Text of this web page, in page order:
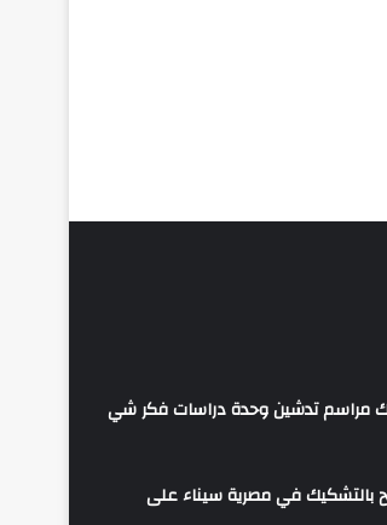
مراسم تدشين وحدة دراسات فكر شي
في مصرية سيناء على